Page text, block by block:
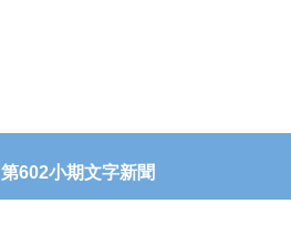
第602小期文字新聞